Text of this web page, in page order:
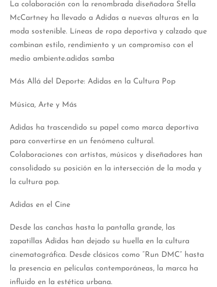
La colaboración con la renombrada diseñadora Stella
McCartney ha llevado a Adidas a nuevas alturas en la
moda sostenible. Líneas de ropa deportiva y calzado que
combinan estilo, rendimiento y un compromiso con el
medio ambiente.adidas samba
Más Allá del Deporte: Adidas en la Cultura Pop
Música, Arte y Más
Adidas ha trascendido su papel como marca deportiva
para convertirse en un fenómeno cultural.
Colaboraciones con artistas, músicos y diseñadores han
consolidado su posición en la intersección de la moda y
la cultura pop.
Adidas en el Cine
Desde las canchas hasta la pantalla grande, las
zapatillas Adidas han dejado su huella en la cultura
cinematográfica. Desde clásicos como “Run DMC” hasta
la presencia en películas contemporáneas, la marca ha
influido en la estética urbana.